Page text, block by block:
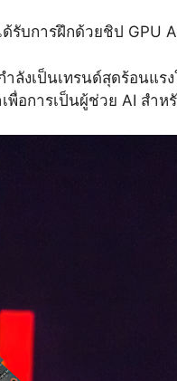
รับการฝึกด้วยชิป GPU
ลังเป็นเทรนด์สุดร้อนแ
อการเป็นผู้ช่วย AI สำห